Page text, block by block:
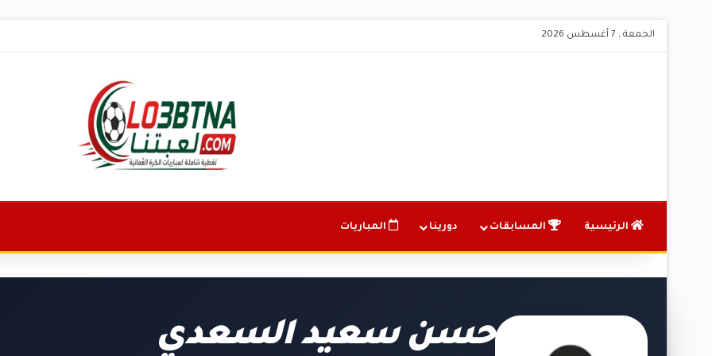
الجمعة , 7 أغسطس 2026
الرئيسية المسابقات دورينا المباريات
حسن سعيد السعدي